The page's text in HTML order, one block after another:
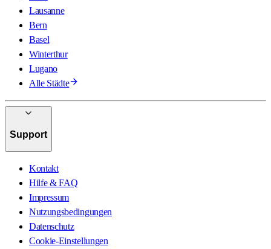
Lausanne
Bern
Basel
Winterthur
Lugano
Alle Städte
Support
Kontakt
Hilfe & FAQ
Impressum
Nutzungsbedingungen
Datenschutz
Cookie-Einstellungen